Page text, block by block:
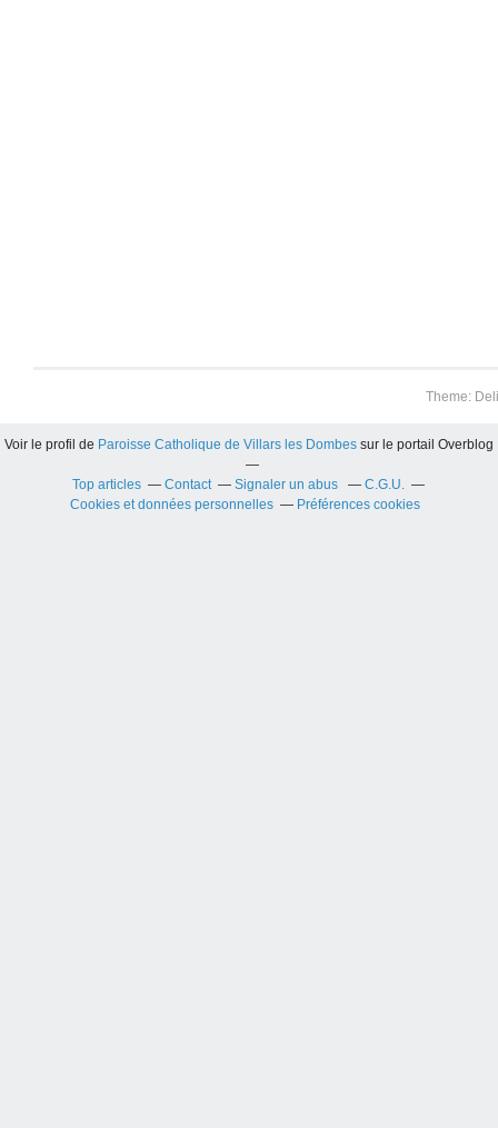
Theme:
Voir le profil de Paroisse Catholique de Villars les Dombes sur le portail Overblog
Top articles Contact Signaler un abus
C.G.U.
Cookies et données personnelles
Préférences cookies